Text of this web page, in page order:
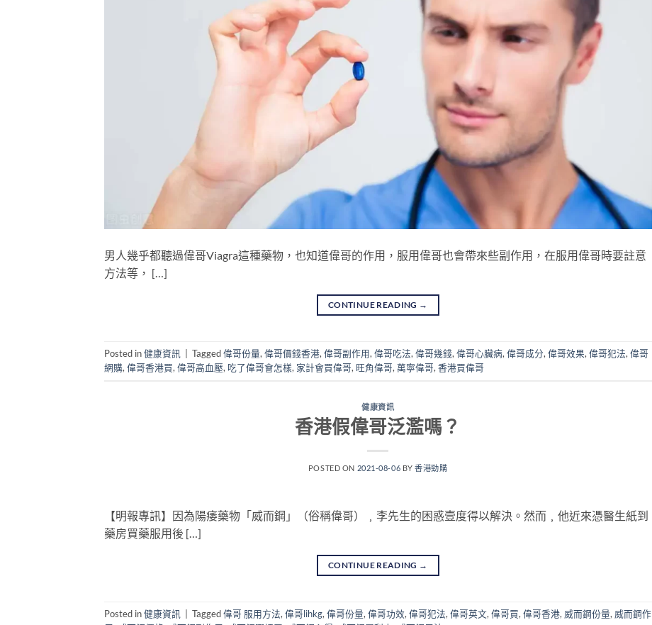
男人幾乎都聽過偉哥Viagra這種藥物，也知道偉哥的作用，服用偉哥也會帶來些副作用，在服用偉哥時要註意
方法等， […]
CONTINUE READING →
Posted in健康資訊 Tagged偉哥份量,偉哥價錢香港,偉哥副作用,偉哥吃法,偉哥幾錢,偉哥心臟病,偉哥成分,偉哥效果,偉哥犯法,偉哥
網購,偉哥香港買,偉哥高血壓, 吃了偉哥會怎樣, 家計會買偉哥, 旺角偉哥,萬寧偉哥,香港買偉哥
健康資訊
香港假偉哥泛濫嗎？
POSTED ON 2021-08-06 BY香港勁購
【明報專訊】因為陽痿藥物「威而鋼」（俗稱偉哥）﹐李先生的困惑壹度得以解決。然而﹐他近來憑醫生紙到
藥房買藥服用後 […]
CONTINUE READING →
Posted in健康資訊 Tagged偉哥 服用方法, 偉哥lihkg, 偉哥份量, 偉哥功效, 偉哥犯法, 偉哥英文, 偉哥買, 偉哥香港, 威而鋼份量, 威而鋼作